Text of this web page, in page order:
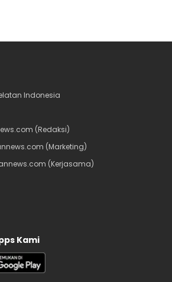
Indonesia
(Redaksi)
(Marketing)
(Kerjasama)
Kami